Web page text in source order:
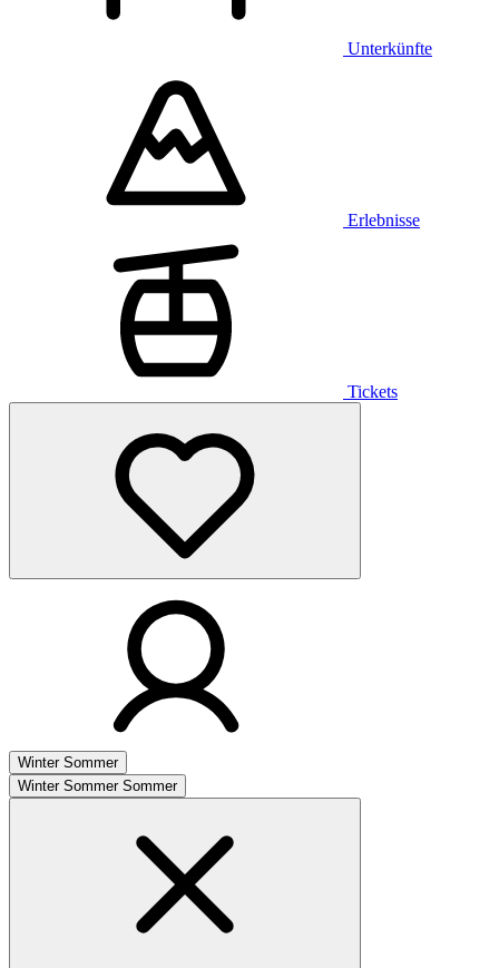
Unterkünfte
Erlebnisse
Tickets
Winter Sommer
Winter Sommer Sommer